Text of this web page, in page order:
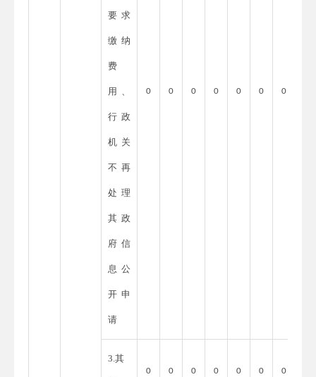
要求
缴纳
费
用、
行政
机关
不再
处理
其政
府信
息公
开申
请
0 0 0 0 0 0 0
3.其
0 0 0 0 0 0 0